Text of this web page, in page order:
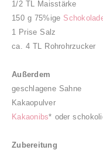
1/2 TL Maisstärke
150 g 75%ige
1 Prise Salz
ca. 4 TL Rohrohrzucker
Außerdem
geschlagene Sahne
Kakaopulver
Kakaonibs* oder
Zubereitung